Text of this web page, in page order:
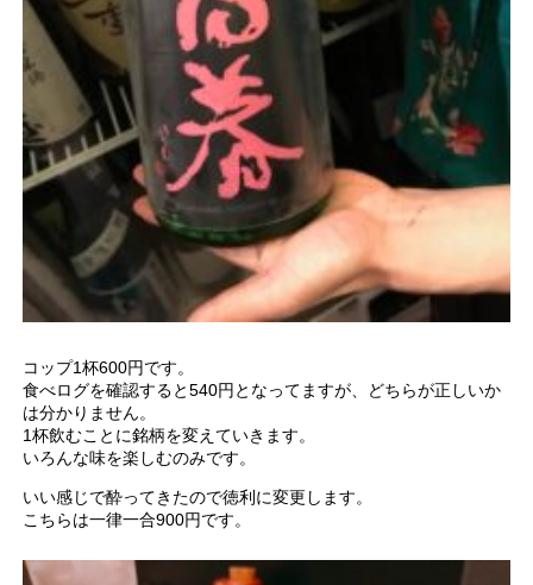
コップ1杯600円です。
食べログを確認すると540円となってますが、どちらが正しいか
は分かりません。
1杯飲むことに銘柄を変えていきます。
いろんな味を楽しむのみです。
いい感じで酔ってきたので徳利に変更します。
こちらは一律一合900円です。